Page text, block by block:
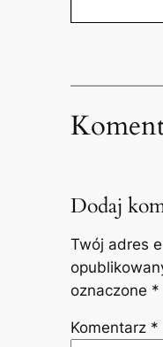
Dodaj
Twój adres
oznaczone *
Komentarz *